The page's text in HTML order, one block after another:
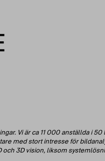
Vi är ca 11 000 anställda i
med stort intresse för
3D vision, liksom